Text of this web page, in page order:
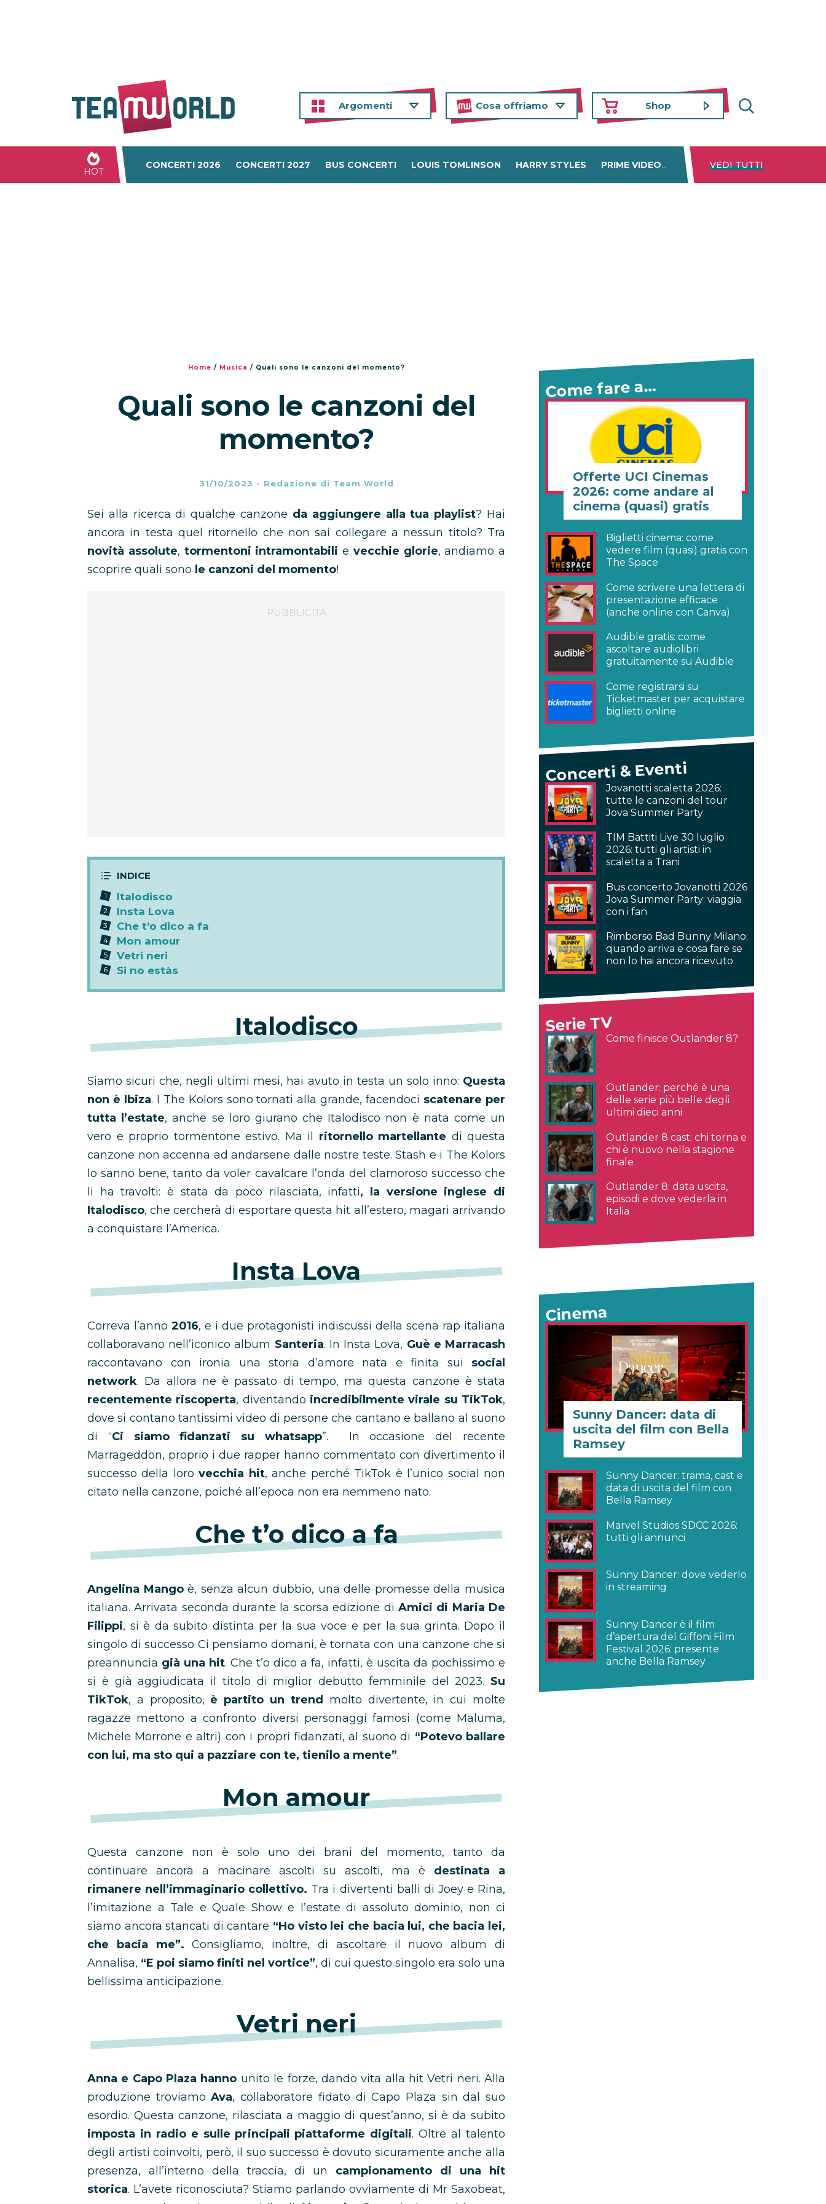
Argomenti Cosa offriamo Shop
HOT
CONCERTI 2026 CONCERTI 2027 BUS CONCERTI LOUIS TOMLINSON HARRY STYLES PRIME VIDEO DISNEY+ NETFLIX
VEDI TUTTI
Home / Musica / Quali sono le canzoni del momento?
Quali sono le canzoni del
momento?
31/10/2023 - Redazione di Team World
Sei alla ricerca di qualche canzone da aggiungere alla tua playlist? Hai
ancora in testa quel ritornello che non sai collegare a nessun titolo? Tra
novità assolute, tormentoni intramontabili e vecchie glorie, andiamo a
scoprire quali sono le canzoni del momento!
Italodisco
Insta Lova
Che t’o dico a fa
Mon amour
Vetri neri
Si no estàs
Italodisco
Siamo sicuri che, negli ultimi mesi, hai avuto in testa un solo inno: Questa
non è Ibiza. I The Kolors sono tornati alla grande, facendoci scatenare per
tutta l’estate, anche se loro giurano che Italodisco non è nata come un
vero e proprio tormentone estivo. Ma il ritornello martellante di questa
canzone non accenna ad andarsene dalle nostre teste. Stash e i The Kolors
lo sanno bene, tanto da voler cavalcare l’onda del clamoroso successo che
li ha travolti: è stata da poco rilasciata, infatti, la versione inglese di
Italodisco, che cercherà di esportare questa hit all’estero, magari arrivando
a conquistare l’America.
Insta Lova
Correva l’anno 2016, e i due protagonisti indiscussi della scena rap italiana
collaboravano nell’iconico album Santeria. In Insta Lova, Guè e Marracash
raccontavano con ironia una storia d’amore nata e finita sui social
network. Da allora ne è passato di tempo, ma questa canzone è stata
recentemente riscoperta, diventando incredibilmente virale su TikTok,
dove si contano tantissimi video di persone che cantano e ballano al suono
di “Ci siamo fidanzati su whatsapp”. In occasione del recente
Marrageddon, proprio i due rapper hanno commentato con divertimento il
successo della lorovecchia hit, anche perché TikTok è l’unico social non
citato nella canzone, poiché all’epoca non era nemmeno nato.
Che t’o dico a fa
Angelina Mangoè, senza alcun dubbio, una delle promesse della musica
italiana. Arrivata seconda durante la scorsa edizione di Amici di Maria De
Filippi, si è da subito distinta per la sua voce e per la sua grinta. Dopo il
singolo di successo Ci pensiamo domani, è tornata con una canzone che si
preannuncia già una hit. Che t’o dico a fa, infatti, è uscita da pochissimo e
si è già aggiudicata il titolo di miglior debutto femminile del 2023. Su
TikTok, a proposito, è partito un trend
molto divertente, in cui molte
ragazze mettono a confronto diversi personaggi famosi (come Maluma,
Michele Morrone e altri) con i propri fidanzati, al suono di “Potevo ballare
con lui, ma sto qui a pazziare con te, tienilo a mente”.
Mon amour
Questa canzone non è solo uno dei brani del momento, tanto da
continuare ancora a macinare ascolti su ascolti, ma è destinata a
rimanere nell’immaginario collettivo. Tra i divertenti balli di Joey e Rina,
l’imitazione a Tale e Quale Show e l’estate di assoluto dominio, non ci
siamo ancora stancati di cantare “Ho visto lei che bacia lui, che bacia lei,
che bacia me”. Consigliamo, inoltre, di ascoltare il nuovo album di
Annalisa, “E poi siamo finiti nel vortice”, di cui questo singolo era solo una
bellissima anticipazione.
Vetri neri
Anna e Capo Plaza hanno unito le forze, dando vita alla hit Vetri neri. Alla
produzione troviamoAva, collaboratore fidato di Capo Plaza sin dal suo
esordio. Questa canzone, rilasciata a maggio di quest’anno, si è da subito
imposta in radio e sulle principali piattaforme digitali. Oltre al talento
degli artisti coinvolti, però, il suo successo è dovuto sicuramente anche alla
presenza, all’interno della traccia, di un campionamento di una hit
storica. L’avete riconosciuta? Stiamo parlando ovviamente di Mr Saxobeat,
Come fare a…
Offerte UCI Cinemas
2026: come andare al
cinema (quasi) gratis
Biglietti cinema: come
vedere film (quasi) gratis con
The Space
Come scrivere una lettera di
presentazione efficace
(anche online con Canva)
Audible gratis: come
ascoltare audiolibri
gratuitamente su Audible
Come registrarsi su
Ticketmaster per acquistare
biglietti online
Concerti & Eventi
Jovanotti scaletta 2026:
tutte le canzoni del tour
Jova Summer Party
TIM Battiti Live 30 luglio
2026: tutti gli artisti in
scaletta a Trani
Bus concerto Jovanotti 2026
Jova Summer Party: viaggia
con i fan
Rimborso Bad Bunny Milano:
quando arriva e cosa fare se
non lo hai ancora ricevuto
Serie TV
Come finisce Outlander 8?
Outlander: perché è una
delle serie più belle degli
ultimi dieci anni
Outlander 8 cast: chi torna e
chi è nuovo nella stagione
finale
Outlander 8: data uscita,
episodi e dove vederla in
Italia
Cinema
Sunny Dancer: data di
uscita del film con Bella
Ramsey
Sunny Dancer: trama, cast e
data di uscita del film con
Bella Ramsey
Marvel Studios SDCC 2026:
tutti gli annunci
Sunny Dancer: dove vederlo
in streaming
Sunny Dancer è il film
d’apertura del Giffoni Film
Festival 2026: presente
anche Bella Ramsey